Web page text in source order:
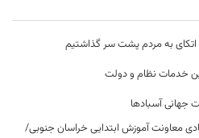
اتکای به مردم پشت سر گذاشتیم
خدمات نظام و دولت
جهانی آسبادها
معاونت آموزش ابتدایی خراسان جنوبی/